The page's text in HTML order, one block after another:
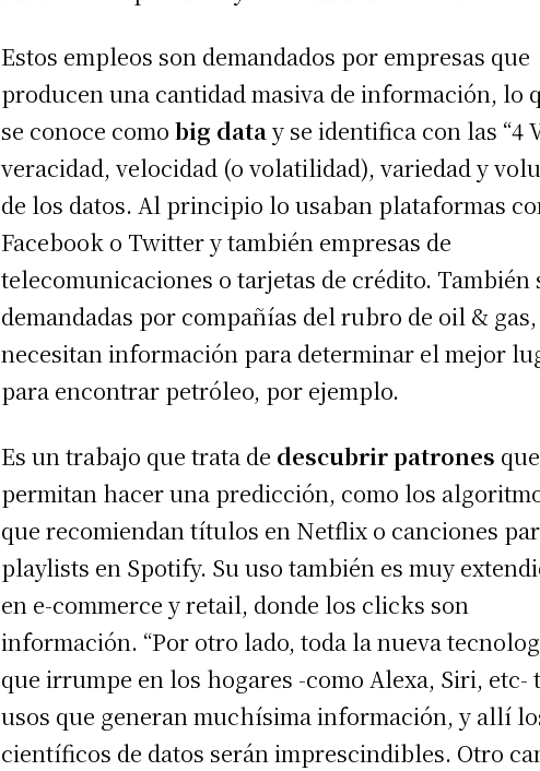
Estos empleos son demandados por empresas que
producen una cantidad masiva de información, lo
se conoce como big datay se identifica con las “4
veracidad, velocidad (o volatilidad), variedad y
de los datos. Al principio lo usaban plataformas
Facebook o Twitter y también empresas de
telecomunicaciones o tarjetas de crédito. También
demandadas por compañías del rubro de oil &
necesitan información para determinar el mejor
para encontrar petróleo, por ejemplo.
Es un trabajo que trata de descubrir patrones que
permitan hacer una predicción, como los
que recomiendan títulos en Netflix o canciones
playlists en Spotify. Su uso también es muy
en e-commerce y retail, donde los clicks son
información. “Por otro lado, toda la nueva
que irrumpe en los hogares -como Alexa, Siri, etc-
usos que generan muchísima información, y allí
científicos de datos serán imprescindibles. Otro